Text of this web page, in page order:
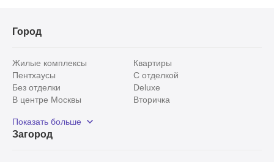
Город
Жилые комплексы
Квартиры
Пентхаусы
С отделкой
Без отделки
Deluxe
В центре Москвы
Вторичка
Рядом с парком
С панорамными окнами
Показать больше
Загород